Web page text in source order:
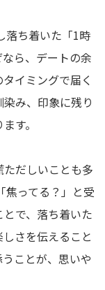
落ち着いた「1時
ら、デートの余
イミングで届く
み、印象に残り
す。
だしいことも多
焦ってる？」と受
で、落ち着いた
さを伝えること
ことが、思いや